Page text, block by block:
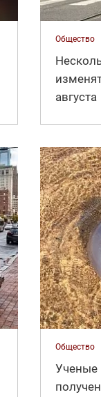
Общество
августа
Общество
Ученые